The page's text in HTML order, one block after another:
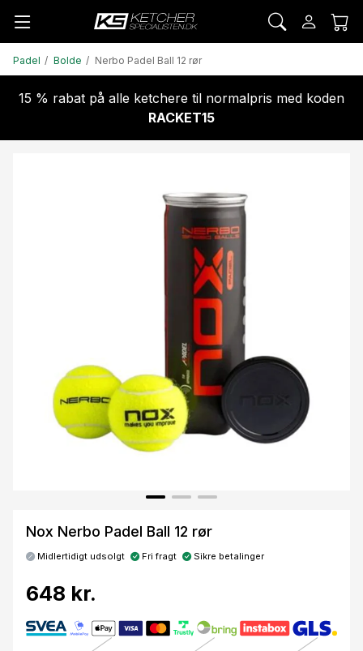
Padel Bolde Nerbo Padel Ball 12 rør
15 % rabat på alle ketchere til normalpris med koden
RACKET15
Nox Nerbo Padel Ball 12 rør
Midlertidigt udsolgt Fri fragt Sikre betalinger
648 kr.